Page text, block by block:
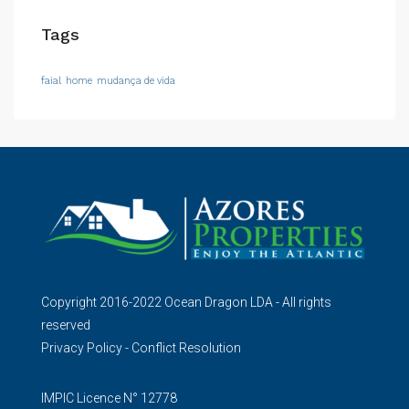
Tags
faial home mudança de vida
Copyright 2016-2022 Ocean Dragon LDA - All rights
reserved
Privacy Policy- Conflict Resolution
IMPIC Licence N° 12778